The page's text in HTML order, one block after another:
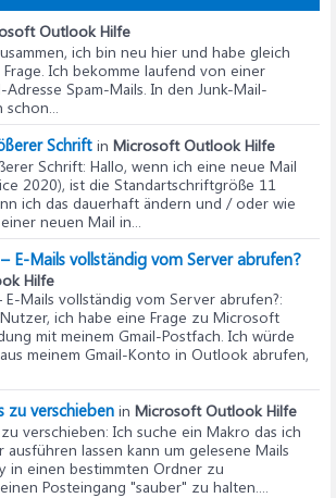
Outlook Hilfe
ich bin neu hier und habe gleich
Ich bekomme laufend von einer
Spam-Mails. In den Junk-Mail-
Schrift in Microsoft Outlook Hilfe
Schrift: Hallo, wenn ich eine neue Mail
2020), ist die Standartschriftgröße 11
ich das dauerhaft ändern und / oder wie
neuen Mail in...
E-Mails vollständig vom Server abrufen?
Hilfe
Mails vollständig vom Server abrufen?:
ich habe eine Frage zu Microsoft
mit meinem Gmail-Postfach. Ich würde
meinem Gmail-Konto in Outlook abrufen,
zu verschieben in Microsoft Outlook Hilfe
verschieben: Ich suche ein Makro das ich
ausführen lassen kann um gelesene Mails
in einen bestimmten Ordner zu
Posteingang "sauber" zu halten....